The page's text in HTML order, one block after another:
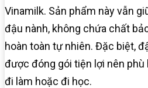
Vinamilk. Sản phẩm này vẫn
đậu nành, không chứa chất
hoàn toàn tự nhiên. Đặc biệt,
được đóng gói tiện lợi nên phù
đi làm hoặc đi học.